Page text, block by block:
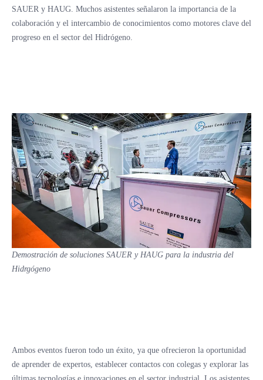
SAUER y HAUG. Muchos asistentes señalaron la importancia de la
colaboración y el intercambio de conocimientos como motores clave del
progreso en el sector del Hidrógeno.
Demostración de soluciones SAUER y HAUG para la industria del
Hidrgógeno
Ambos eventos fueron todo un éxito, ya que ofrecieron la oportunidad
de aprender de expertos, establecer contactos con colegas y explorar las